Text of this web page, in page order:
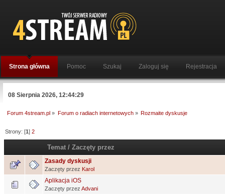
Strona główna Pomoc Szukaj Zaloguj się Rejestracja
08 Sierpnia 2026, 12:44:29
Forum 4stream.pl » Forum o radiach internetowych» Rozmaite dyskusje
Strony: [1]2
Temat /Zaczęty przez
Zasady dyskusji
Zaczęty przez Karol
Aplikacja iOS
Zaczęty przez Advani